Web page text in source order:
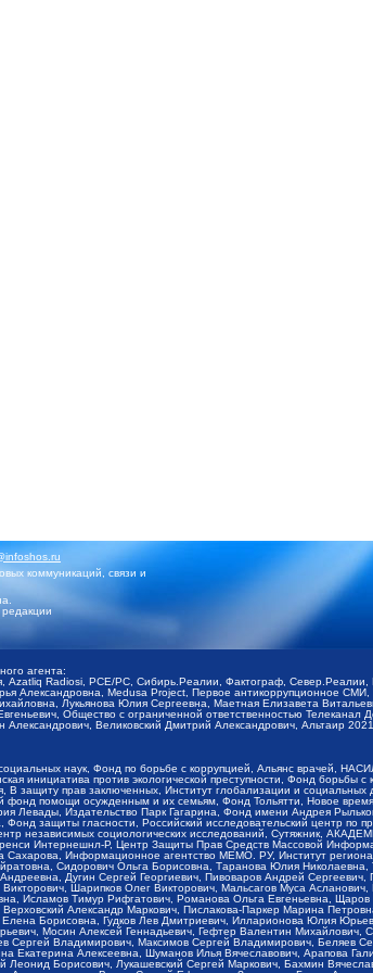
коммуникаций, связи и
агента:
Radiosi, PCE/PC, Сибирь.Реалии, Фактограф,
Александровна, Medusa Project, Первое антикоррупционное
Лукьянова Юлия Сергеевна, Маетная Елизавета
Общество с ограниченной ответственностью
Великовский Дмитрий Александрович, Альтаир
наук, Фонд по борьбе с коррупцией, Альянс врачей,
инициатива против экологической преступности, Фонд борьбы
В защиту прав заключенных, Институт глобализации и
помощи осужденным и их семьям, Фонд Тольятти, Новое
Левады, Издательство Парк Гагарина, Фонд имени Андрея
защиты гласности, Российский исследовательский центр по
независимых социологических исследований, Сутяжник,
Интернешнл-Р, Центр Защиты Прав Средств Массовой
Сахарова, Информационное агентство МЕМО. РУ, Институт
Сидорович Ольга Борисовна, Таранова Юлия Николаевна,
Дугин Сергей Георгиевич, Пивоваров Андрей
Шарипков Олег Викторович, Мальсагов Муса
Исламов Тимур Рифгатович, Романова Ольга Евгеньевна,
Александр Маркович, Пислакова-Паркер Марина
Борисовна, Гудков Лев Дмитриевич, Илларионова Юлия
Мосин Алексей Геннадьевич, Гефтер Валентин
Владимирович, Максимов Сергей Владимирович, Беляев
Алексеевна, Шуманов Илья Вячеславович, Арапова
Борисович, Лукашевский Сергей Маркович, Бахмин